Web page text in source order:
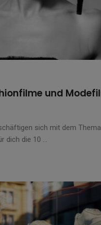
und
sich mit dem
dich die 10 ...